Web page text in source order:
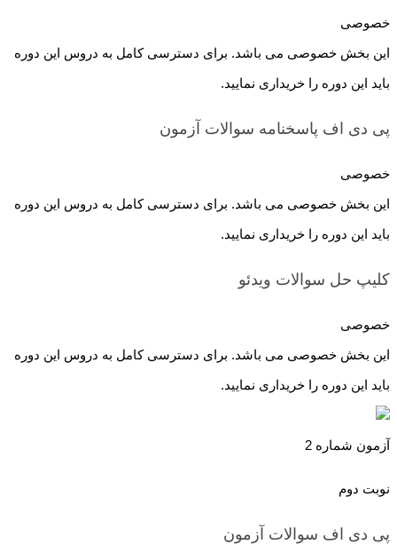
خصوصی
این بخش خصوصی می باشد. برای دسترسی کامل به دروس این دوره
باید این دوره را خریداری نمایید.
پی دی اف پاسخنامه سوالات آزمون
خصوصی
این بخش خصوصی می باشد. برای دسترسی کامل به دروس این دوره
باید این دوره را خریداری نمایید.
کلیپ حل سوالات ویدئو
خصوصی
این بخش خصوصی می باشد. برای دسترسی کامل به دروس این دوره
باید این دوره را خریداری نمایید.
آزمون شماره 2
نوبت دوم
پی دی اف سوالات آزمون